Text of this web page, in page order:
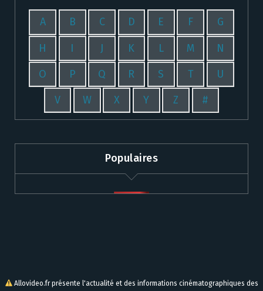
A B C D E F G
H I J K L M N
O P Q R S T U
V W X Y Z #
Populaires
Allovideo.fr présente l'actualité et des informations cinématographiques des